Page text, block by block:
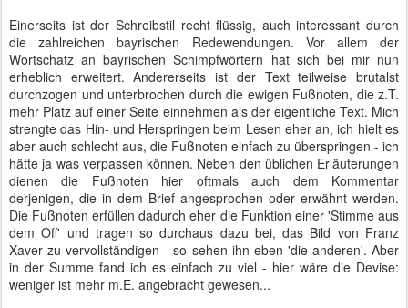
Einerseits ist der Schreibstil recht flüssig, auch interessant durch
die zahlreichen bayrischen Redewendungen. Vor allem der
Wortschatz an bayrischen Schimpfwörtern hat sich bei mir nun
erheblich erweitert. Andererseits ist der Text teilweise brutalst
durchzogen und unterbrochen durch die ewigen Fußnoten, die z.T.
mehr Platz auf einer Seite einnehmen als der eigentliche Text. Mich
strengte das Hin- und Herspringen beim Lesen eher an, ich hielt es
aber auch schlecht aus, die Fußnoten einfach zu überspringen - ich
hätte ja was verpassen können. Neben den üblichen Erläuterungen
dienen die Fußnoten hier oftmals auch dem Kommentar
derjenigen, die in dem Brief angesprochen oder erwähnt werden.
Die Fußnoten erfüllen dadurch eher die Funktion einer 'Stimme aus
dem Off' und tragen so durchaus dazu bei, das Bild von Franz
Xaver zu vervollständigen - so sehen ihn eben 'die anderen'. Aber
in der Summe fand ich es einfach zu viel - hier wäre die Devise:
weniger ist mehr m.E. angebracht gewesen...